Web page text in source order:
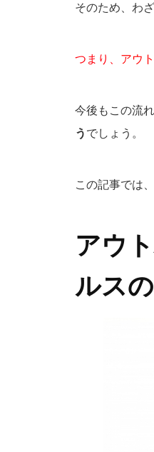
そのため、わ
つまり、 アウ
今後もこの流
う でしょう。
この記事では
アウ
ルス